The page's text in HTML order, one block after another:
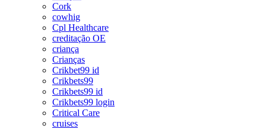
Cork
cowhig
Cpl Healthcare
creditação OE
criança
Crianças
Crikbet99 id
Crikbets99
Crikbets99 id
Crikbets99 login
Critical Care
cruises